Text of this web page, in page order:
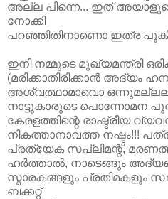
അല്ല പിന്നെ... ഇത്‌
നോക്കി
പറഞ്ഞിതിനാണൊ ഇത്ര
ഇനി നമ്മുടെ മുഖ്യമന്ത്രി
(മരിക്കാതിരിക്കാന്‍ അദ്യം
അശ്വത്ഥാമാവൊ
നാട്ടുകാരുടെ പൊന്നോമന
കേരളത്തിന്റെ രാഷ്ട്രീയ
നികത്താനാവത്ത നഷ്ടം!!!
പ്രത്യേക സപ്ലിമന്റ്‌,
ഹര്‍ത്താല്‍, നാടെങ്ങും
സ്മാരകങ്ങളും പ്രതിമകളും
ബക്കറ്റ്‌